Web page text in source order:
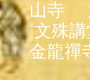
山寺
文殊講
金龍禪